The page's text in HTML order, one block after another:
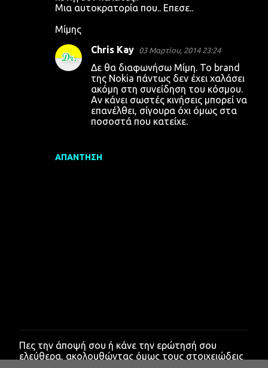
Μια αυτοκρατορία που.. Επεσε..
Μίμης
ΑΠΆΝΤΗΣΗ
Chris Kay 03 Μαρτίου, 2014 23:24
Δε θα διαφωνήσω Μίμη. Το brand
της Nokia πάντως δεν έχει χαλάσει
ακόμη στη συνείδηση του κόσμου.
Αν κάνει σωστές κινήσεις μπορεί να
επανέλθει, σίγουρα όχι όμως στα
ποσοστά που κατείχε.
Δ
η
Πες την άποψή σου ή κάνε την ερώτησή σου
ελεύθερα, ακολουθώντας όμως τους στοιχειώδεις